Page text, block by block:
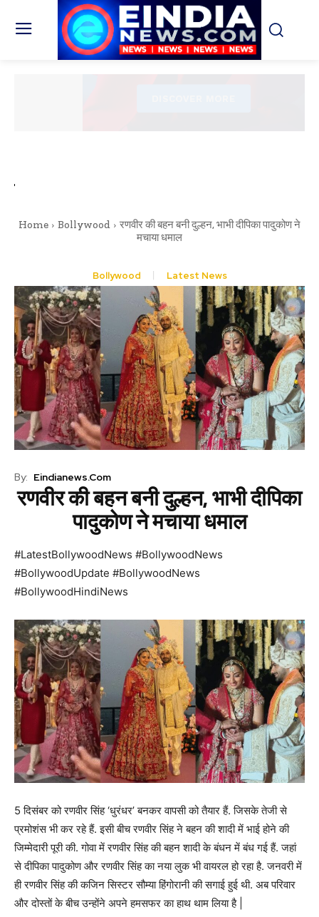
Home Bollywood
रणवीर की बहन बनी दुल्हन, भाभी दीपिका पादुकोण ने
मचाया धमाल
Bollywood Latest News
By: Eindianews.com
रणवीर की बहन बनी दुल्हन, भाभी दीपिका
पादुकोण ने मचाया धमाल
#LatestBollywoodNews #BollywoodNews
#BollywoodUpdate #BollywoodNews
#BollywoodHindiNews
5 दिसंबर को रणवीर सिंह ‘धुरंधर’ बनकर वापसी को तैयार हैं. जिसके तेजी से
प्रमोशंस भी कर रहे हैं. इसी बीच रणवीर सिंह ने बहन की शादी में भाई होने की
जिम्मेदारी पूरी की. गोवा में रणवीर सिंह की बहन शादी के बंधन में बंध गई हैं. जहां
से दीपिका पादुकोण और रणवीर सिंह का नया लुक भी वायरल हो रहा है. जनवरी में
ही रणवीर सिंह की कजिन सिस्टर सौम्या हिंगोरानी की सगाई हुई थी. अब परिवार
और दोस्तों के बीच उन्होंने अपने हमसफर का हाथ थाम लिया है |